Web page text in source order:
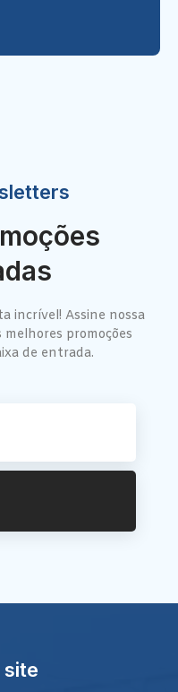
incrível! Assine nossa
promoções
de entrada.
site